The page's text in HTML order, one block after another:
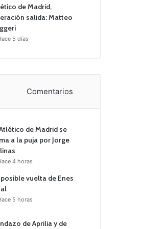
de Madrid,
salida: Matteo
5 días
Comentarios
de Madrid se
a la puja por Jorge
4 horas
posible vuelta de Enes
5 horas
de Aprilia y de